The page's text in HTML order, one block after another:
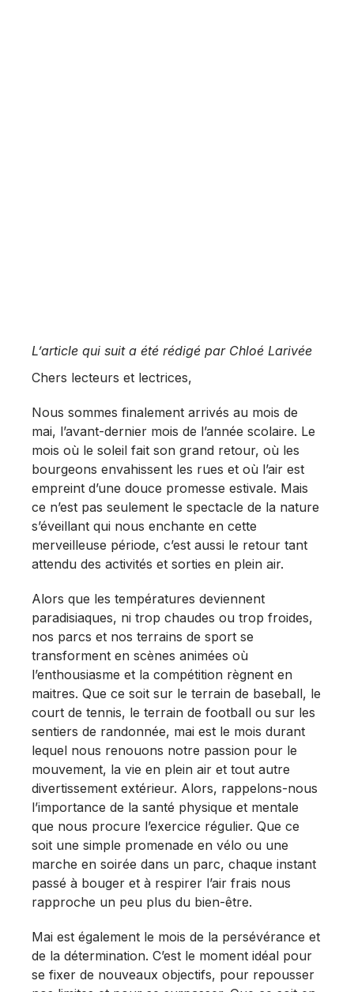
L’article qui suit a été rédigé par Chloé Larivée
Chers lecteurs et lectrices,
Nous sommes finalement arrivés au mois de
mai, l’avant-dernier mois de l’année scolaire. Le
mois où le soleil fait son grand retour, où les
bourgeons envahissent les rues et où l’air est
empreint d’une douce promesse estivale. Mais
ce n’est pas seulement le spectacle de la nature
s’éveillant qui nous enchante en cette
merveilleuse période, c’est aussi le retour tant
attendu des activités et sorties en plein air.
Alors que les températures deviennent
paradisiaques, ni trop chaudes ou trop froides,
nos parcs et nos terrains de sport se
transforment en scènes animées où
l’enthousiasme et la compétition règnent en
maitres. Que ce soit sur le terrain de baseball, le
court de tennis, le terrain de football ou sur les
sentiers de randonnée, mai est le mois durant
lequel nous renouons notre passion pour le
mouvement, la vie en plein air et tout autre
divertissement extérieur. Alors, rappelons-nous
l’importance de la santé physique et mentale
que nous procure l’exercice régulier. Que ce
soit une simple promenade en vélo ou une
marche en soirée dans un parc, chaque instant
passé à bouger et à respirer l’air frais nous
rapproche un peu plus du bien-être.
Mai est également le mois de la persévérance et
de la détermination. C’est le moment idéal pour
se fixer de nouveaux objectifs, pour repousser